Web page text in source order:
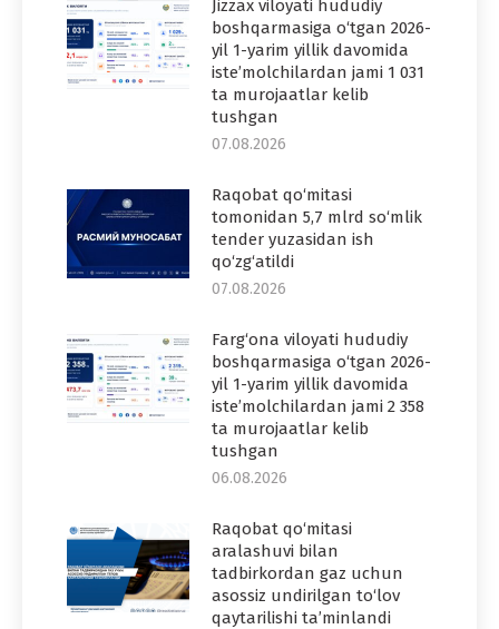
Jizzax viloyati hududiy
boshqarmasiga o‘tgan 2026-
yil 1-yarim yillik davomida
iste’molchilardan jami 1 031
ta murojaatlar kelib
tushgan
07.08.2026
Raqobat qo‘mitasi
tomonidan 5,7 mlrd so‘mlik
tender yuzasidan ish
qo‘zg‘atildi
07.08.2026
Farg‘ona viloyati hududiy
boshqarmasiga o‘tgan 2026-
yil 1-yarim yillik davomida
iste’molchilardan jami 2 358
ta murojaatlar kelib
tushgan
06.08.2026
Raqobat qo‘mitasi
aralashuvi bilan
tadbirkordan gaz uchun
asossiz undirilgan to‘lov
qaytarilishi ta’minlandi